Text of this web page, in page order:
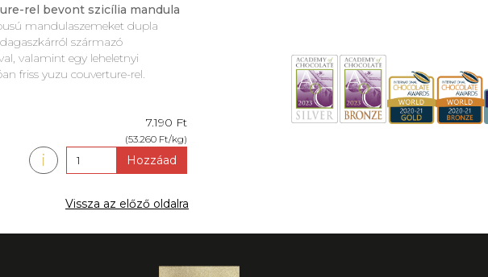
rel bevont szicília mandula
mandulaszemeket dupla
származó
valamint egy leheletnyi
friss yuzu couverture-rel.
7.190 Ft
(53.260 Ft/kg)
Hozzáad
i
Vissza az előző oldalra